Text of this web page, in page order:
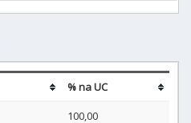
% na UC
100,00